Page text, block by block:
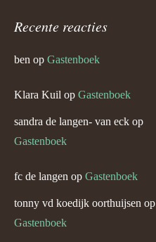
Recente reacties
ben op Gastenboek
Klara Kuil op Gastenboek
sandra de langen- van eck op
Gastenboek
fc de langen op Gastenboek
tonny vd koedijk oorthuijsen op
Gastenboek